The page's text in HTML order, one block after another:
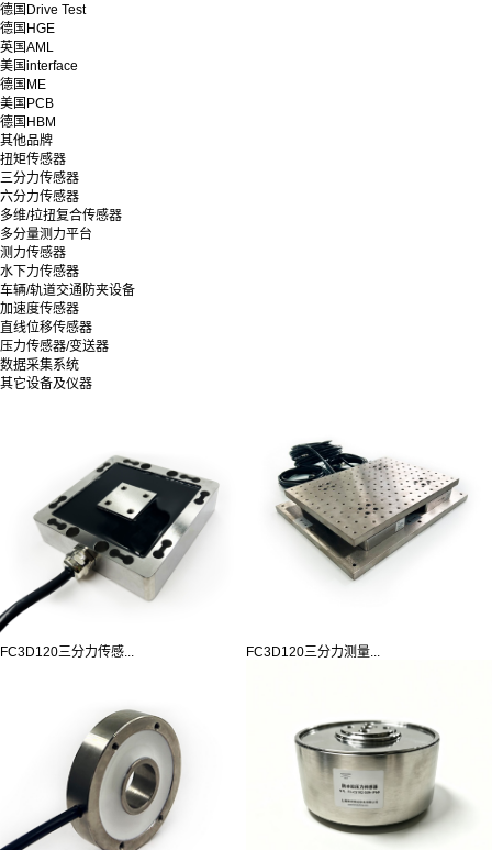
德国Drive Test
德国HGE
英国AML
美国interface
德国ME
美国PCB
德国HBM
其他品牌
扭矩传感器
三分力传感器
六分力传感器
多维/拉扭复合传感器
多分量测力平台
测力传感器
水下力传感器
车辆/轨道交通防夹设备
加速度传感器
直线位移传感器
压力传感器/变送器
数据采集系统
其它设备及仪器
FC3D120三分力传感... FC3D120三分力测量...